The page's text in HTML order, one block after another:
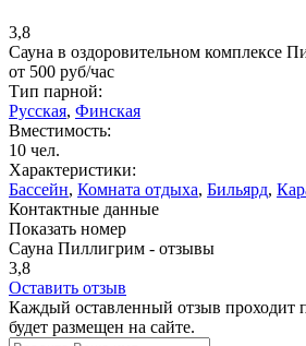
3,8
Сауна в оздоровительном комплексе
от 500 руб/час
Тип парной:
Русская, Финская
Вместимость:
10 чел.
Характеристики:
Бассейн, Комната отдыха, Бильярд,
Контактные данные
Показать номер
Сауна Пиллигрим - отзывы
3,8
Оставить отзыв
Каждый оставленный отзыв проходит
будет размещен на сайте.